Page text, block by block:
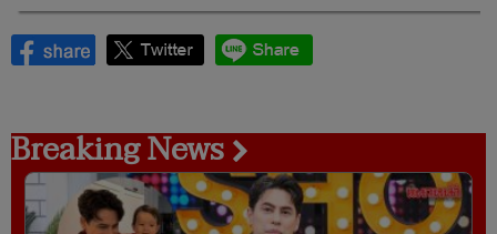
Breaking News